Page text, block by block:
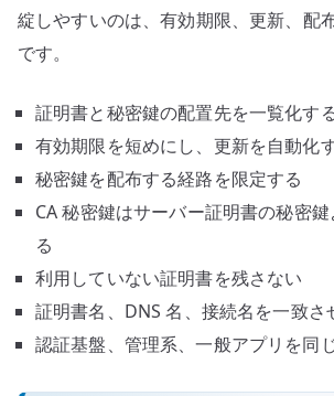
綻しやすいのは、有効期限、更新、配
です。
証明書と秘密鍵の配置先を一覧化す
有効期限を短めにし、更新を自動化
秘密鍵を配布する経路を限定する
CA 秘密鍵はサーバー証明書の秘密
る
利用していない証明書を残さない
証明書名、DNS 名、接続名を一致さ
認証基盤、管理系、一般アプリを同